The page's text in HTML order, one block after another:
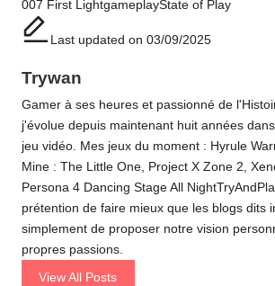
Tags:
007 First LightgameplayState of Play
Last updated on 03/09/2025
Trywan
Gamer à ses heures et passionné de
j'évolue depuis maintenant huit années
jeu vidéo. Mes jeux du moment : Hyrule
Mine : The Little One, Project X Zone 2,
Persona 4 Dancing Stage All
prétention de faire mieux que les blogs dits
simplement de proposer notre vision
propres passions.
View All Posts